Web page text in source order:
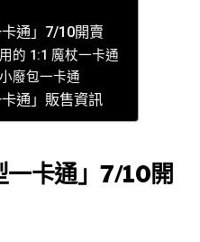
卡通」7/10開賣
的 1:1 魔杖一卡通
廢包一卡通
卡通」販售資訊
一卡通」7/10開